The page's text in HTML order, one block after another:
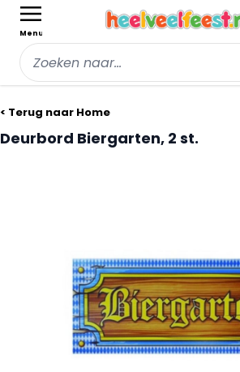
Menu
< Terug naar Home
Deurbord Biergarten, 2 st.